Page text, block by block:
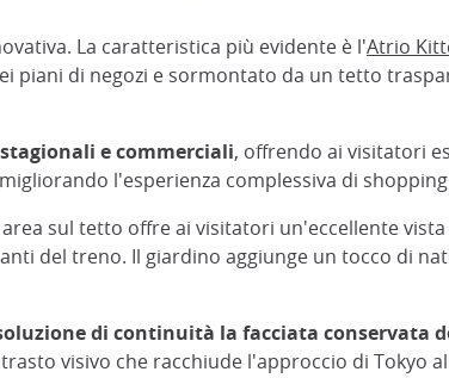
La caratteristica più evidente è l'Atrio
piani di negozi e sormontato da un tetto
e commerciali, offrendo ai visitatori
l'esperienza complessiva di
sul tetto offre ai visitatori un'eccellente
del treno. Il giardino aggiunge un tocco di
di continuità la facciata conservata
visivo che racchiude l'approccio di Tokyo